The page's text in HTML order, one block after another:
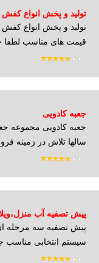
تولید و پخش انواع کفش
تولید و پخش انواع کفش
قیمت های مناسب لطفا
جعبه کادویی
جعبه کادویی مجموعه
سالها تلاش در زمینه
پیش تصفیه آب
پیش تصفیه سه مرحله
سیستم انتخابی